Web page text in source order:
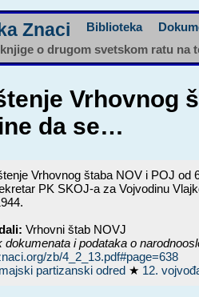
Znaci Biblioteka
o drugom svetskom ratu
Vrhovnog
da se…
Vrhovnog štaba NOV i POJ od
PK SKOJ-a za Vojvodinu
Vrhovni štab NOVJ
dokumenata i podataka o
zb/4_2_13.pdf#page=638
partizanski odred ★ 12.